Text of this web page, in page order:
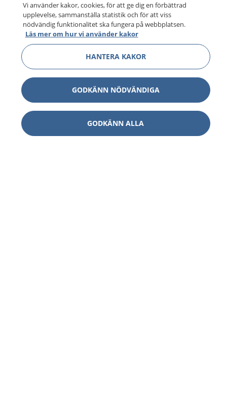
Vi använder kakor, cookies, för att ge dig en förbättrad
upplevelse, sammanställa statistik och för att viss
nödvändig funktionalitet ska fungera på webbplatsen.
Läs mer om hur vi använder kakor
HANTERA KAKOR
GODKÄNN NÖDVÄNDIGA
GODKÄNN ALLA